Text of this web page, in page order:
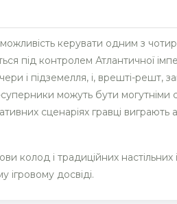
керувати одним з
під контролем Атлантичної
і підземелля, і, врешті-решт,
можуть бути
сценаріях гравці
колод і традиційних
ігровому досвіді.